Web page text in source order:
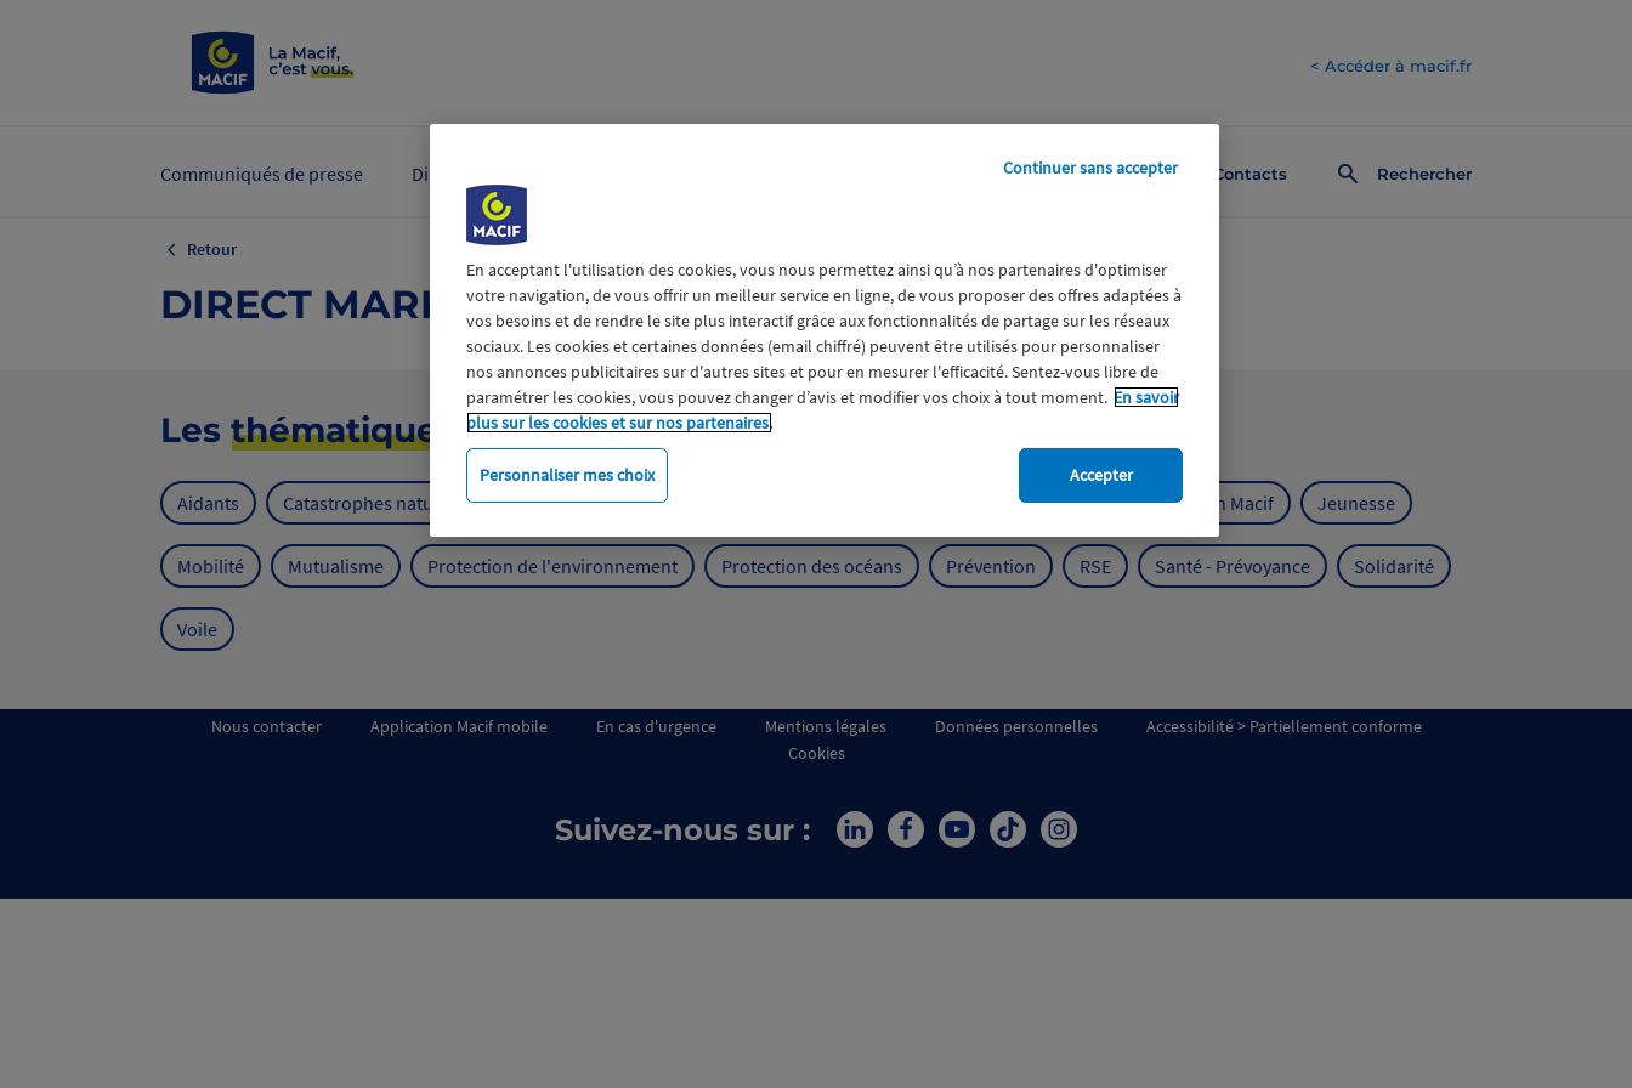
< Accéder à macif.fr
Contacts Rechercher
Communiqués de presse Dirigeants et experts
Retour
DIRECT MARKETING NEWS
Les thématiques
Aidants Catastrophes naturelles Climat Engagement Expérience clients Fondation Macif Jeunesse
Mobilité Mutualisme Protection de l'environnement Protection des océans Prévention RSE Santé - Prévoyance Solidarité
Voile
Nous contacter Application Macif mobile En cas d'urgence Mentions légales Données personnelles
Accessibilité > Partiellement conforme
Cookies
Suivez-nous sur :
En acceptant l'utilisation des cookies, vous nous permettez ainsi qu’à nos partenaires d'optimiser
votre navigation, de vous offrir un meilleur service en ligne, de vous proposer des offres adaptées à
vos besoins et de rendre le site plus interactif grâce aux fonctionnalités de partage sur les réseaux
sociaux. Les cookies et certaines données (email chiffré) peuvent être utilisés pour personnaliser
nos annonces publicitaires sur d'autres sites et pour en mesurer l'efficacité. Sentez-vous libre de
paramétrer les cookies, vous pouvez changer d’avis et modifier vos choix à tout moment. En savoir
plus sur les cookies et sur nos partenaires.
Personnaliser mes choix
Continuer sans accepter
Accepter